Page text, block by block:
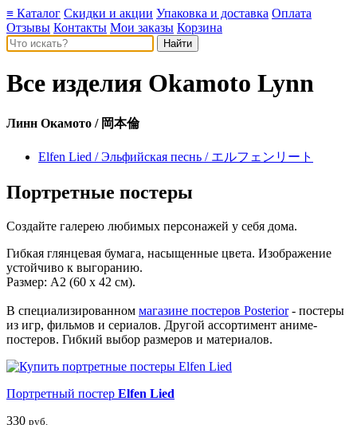
≡ Каталог Скидки и акции Упаковка и доставка Оплата
Отзывы Контакты Мои заказы Корзина
Все изделия Okamoto Lynn
Линн Окамото / 岡本倫
Elfen Lied / Эльфийская песнь / エルフェンリート
Портретные постеры
Создайте галерею любимых персонажей у себя дома.
Гибкая глянцевая бумага, насыщенные цвета. Изображение
устойчиво к выгоранию.
Размер: А2 (60 х 42 см).
В специализированном магазине постеров Posterior- постеры
из игр, фильмов и сериалов. Другой ассортимент аниме-
постеров. Гибкий выбор размеров и материалов.
Портретный постер Elfen Lied
330 руб.